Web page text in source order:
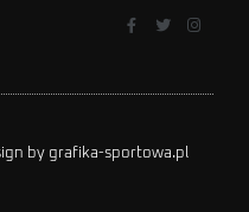
by grafika-sportowa.pl